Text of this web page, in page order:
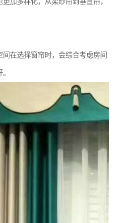
加多样化，从柔纱帘到垂直帘，
在选择窗帘时，会综合考虑房间